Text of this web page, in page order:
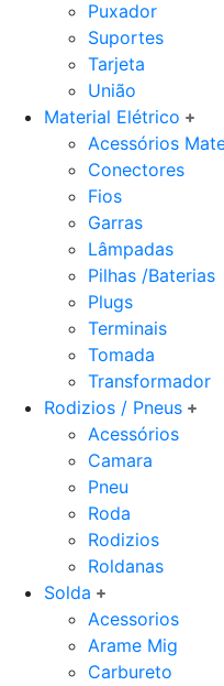
Puxador
Suportes
Tarjeta
União
Material Elétrico
Acessórios
Conectores
Fios
Garras
Lâmpadas
Pilhas /Baterias
Plugs
Terminais
Tomada
Transformador
Rodizios / Pneus
Acessórios
Camara
Pneu
Roda
Rodizios
Roldanas
Solda
Acessorios
Arame Mig
Carbureto